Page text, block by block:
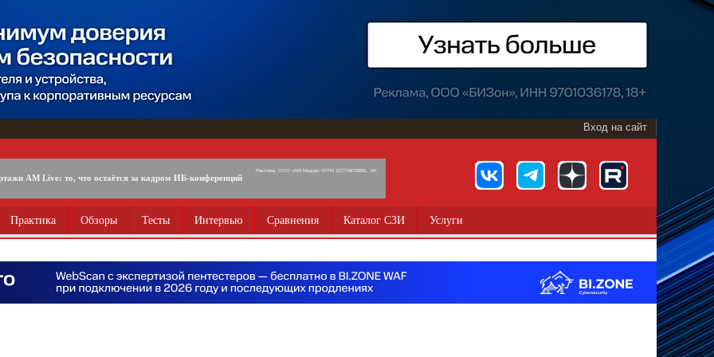
Вход на сайт
AM Live: то, что остаётся за кадром ИБ-конференций
Реклама. ООО «АМ Медиа» ОГРН 1077746725891, 18+
Практика Обзоры Тесты Интервью Сравнения Каталог СЗИ Услуги